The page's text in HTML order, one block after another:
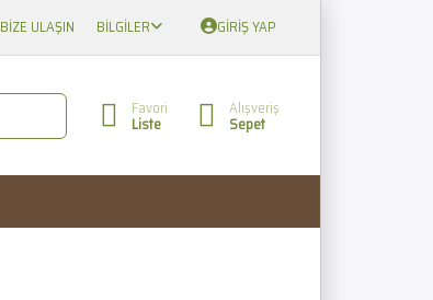
BIZE ULAŞIN BILGILER GIRIŞ YAP
Favori
Liste
Alışveriş
Sepet